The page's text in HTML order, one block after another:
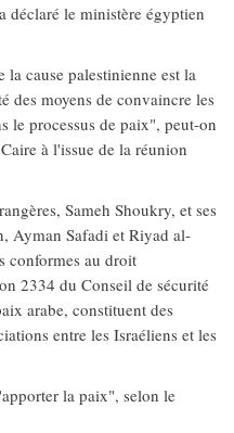
déclaré le ministère égyptien
cause palestinienne est la
des moyens de convaincre les
le processus de paix", peut-on
à l'issue de la réunion
Sameh Shoukry, et ses
Ayman Safadi et Riyad al-
conformes au droit
2334 du Conseil de sécurité
arabe, constituent des
entre les Israéliens et les
la paix", selon le